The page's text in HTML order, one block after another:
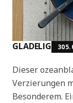
GLADELIG
Dieser
Verzierungen
Besonderem.